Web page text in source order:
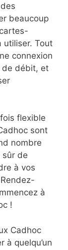
beaucoup
utiliser. Tout
connexion
de débit, et
flexible
sont
nombre
de
à vos
à
!
Cadhoc
à quelqu’un